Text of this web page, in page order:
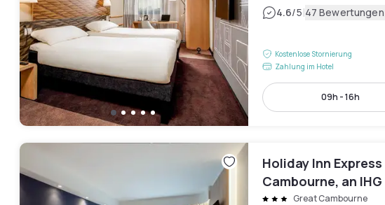
4.6/5|47 Bewertungen
Kostenlose Stornierung
Zahlung im Hotel
09h - 16h
Holiday Inn
Cambourne, an
Great Cambourne